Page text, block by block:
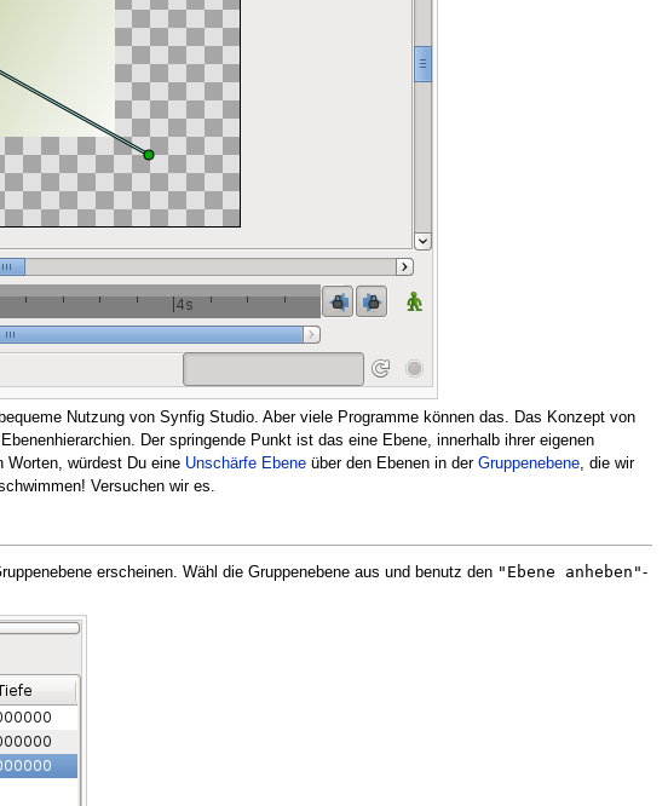
Nutzung von Synfig Studio. Aber viele Programme können das. Das Konzept von
Der springende Punkt ist das eine Ebene, innerhalb ihrer eigenen
würdest Du eine Unschärfe Ebeneüber den Ebenen in der Gruppenebene, die wir
Versuchen wir es.
erscheinen. Wähl die Gruppenebene aus und benutz den "Ebene anheben"-